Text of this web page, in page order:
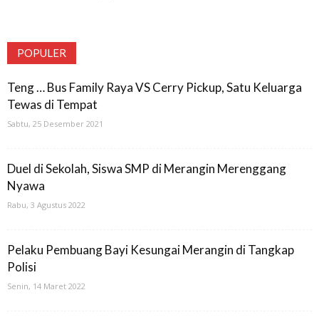
POPULER
Teng … Bus Family Raya VS Cerry Pickup, Satu Keluarga
Tewas di Tempat
Sabtu, 25 Desember 2021
Duel di Sekolah, Siswa SMP di Merangin Merenggang
Nyawa
Rabu, 3 Agustus 2022
Pelaku Pembuang Bayi Kesungai Merangin di Tangkap
Polisi
Senin, 14 Maret 2022